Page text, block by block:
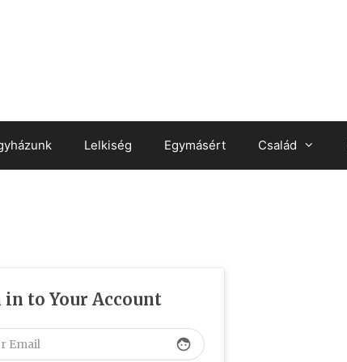
Lelkiség Egymásért Család
in to Your Account
face